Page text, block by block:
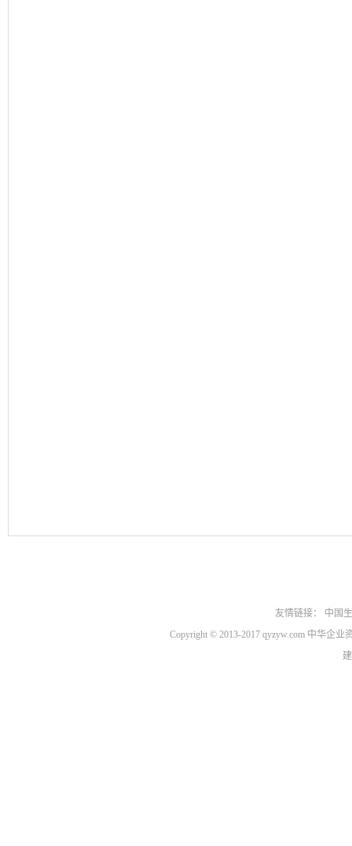
友情链接：
中国
Copyright © 2013-2017 qyzyw.com 中华企业